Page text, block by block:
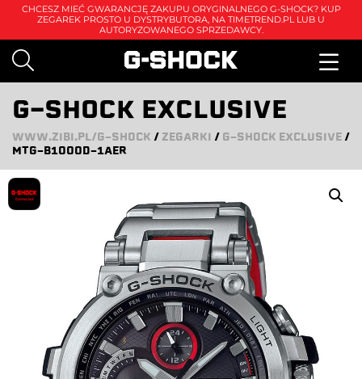
CHCESZ MIEĆ GWARANCJĘ ZAKUPU ORYGINALNEGO G-SHOCK? KUP
ZEGAREK PROSTO U DYSTRYBUTORA, NA TIMETREND.PL LUB U
AUTORYZOWANEGO SPRZEDAWCY.
G-SHOCK EXCLUSIVE
WWW.ZIBI.PL/G-SHOCK / ZEGARKI / G-SHOCK EXCLUSIVE/
MTG-B1000D-1AER